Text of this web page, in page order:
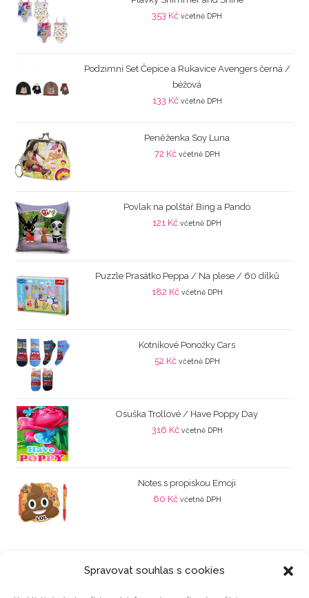
Spravovat souhlas s cookies
353 Kč včetně DPH
Podzimní Set Čepice a Rukavice Avengers černá /
béžová
133 Kč včetně DPH
Peněženka Soy Luna
72 Kč včetně DPH
Povlak na polštář Bing a Pando
121 Kč včetně DPH
Puzzle Prasátko Peppa / Na plese / 60 dílků
182 Kč včetně DPH
Kotníkové Ponožky Cars
52 Kč včetně DPH
Osuška Trollové / Have Poppy Day
316 Kč včetně DPH
Notes s propiskou Emoji
60 Kč včetně DPH